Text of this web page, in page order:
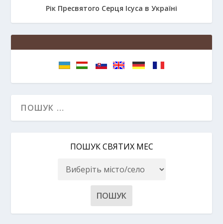
Рік Пресвятого Серця Ісуса в Україні
ПОШУК СВЯТИХ МЕС